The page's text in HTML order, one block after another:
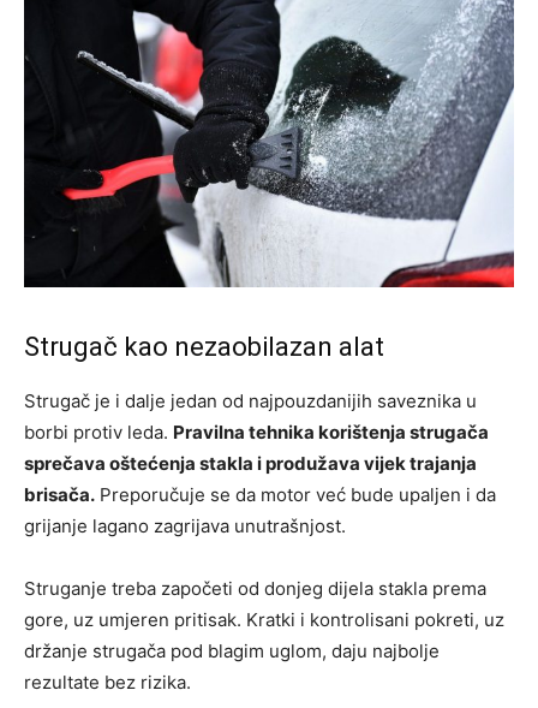
Strugač kao nezaobilazan alat
Strugač je i dalje jedan od najpouzdanijih saveznika u
borbi protiv leda. Pravilna tehnika korištenja strugača
sprečava oštećenja stakla i produžava vijek trajanja
brisača. Preporučuje se da motor već bude upaljen i da
grijanje lagano zagrijava unutrašnjost.
Struganje treba započeti od donjeg dijela stakla prema
gore, uz umjeren pritisak. Kratki i kontrolisani pokreti, uz
držanje strugača pod blagim uglom, daju najbolje
rezultate bez rizika.